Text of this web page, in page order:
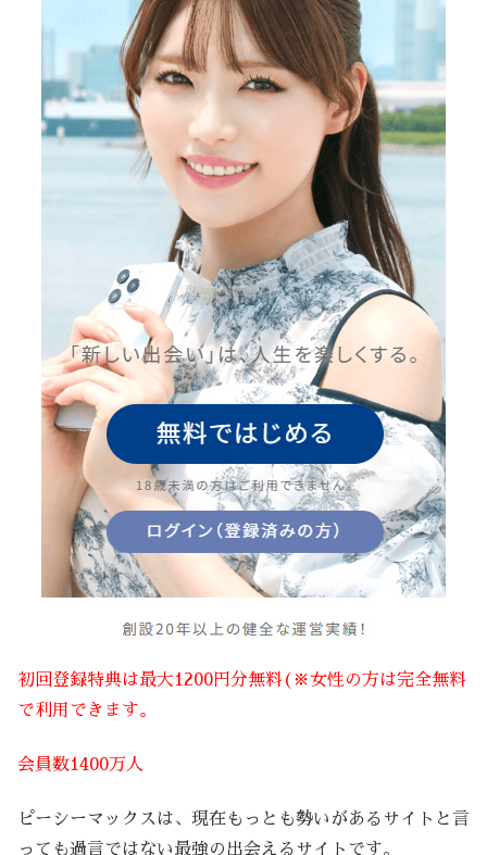
初回登録特典は最大1200円分無料(※女性の方は完全無料
で利用できます。
会員数1400万人
ピーシーマックスは、現在もっとも勢いがあるサイトと言
っても過言ではない最強の出会えるサイトです。